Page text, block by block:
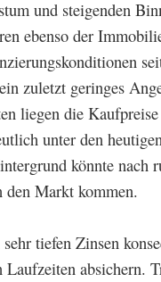
und steigenden
ebenso der
zuletzt geringes
liegen die
unter den
könnte nach
den Markt kommen.
tiefen Zinsen
absichern.